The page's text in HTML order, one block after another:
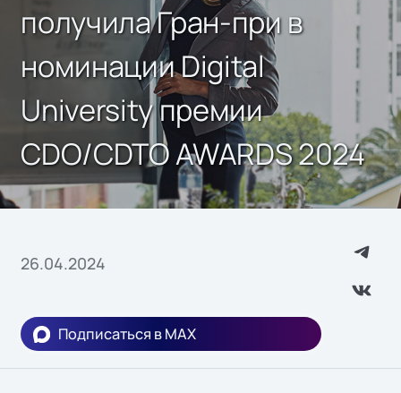
получила Гран-при в
номинации Digital
University премии
CDO/CDTO AWARDS 2024
26.04.2024
Подписаться в MAX